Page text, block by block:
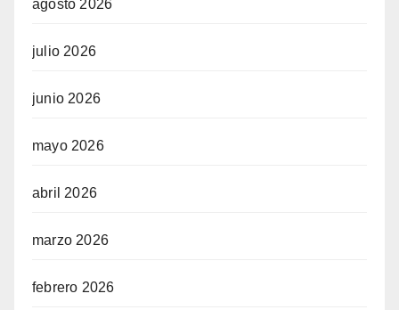
agosto 2026
julio 2026
junio 2026
mayo 2026
abril 2026
marzo 2026
febrero 2026